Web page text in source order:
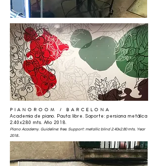
PIANOROOM / BARCELONA
Academia de piano. Pauta: libre. Soporte: persiana metálica
2.40x2.80 mts. Año 2018.
Piano Academy. Guideline: free. Support: metallic blind 2.40x2.80 mts. Year
2018..